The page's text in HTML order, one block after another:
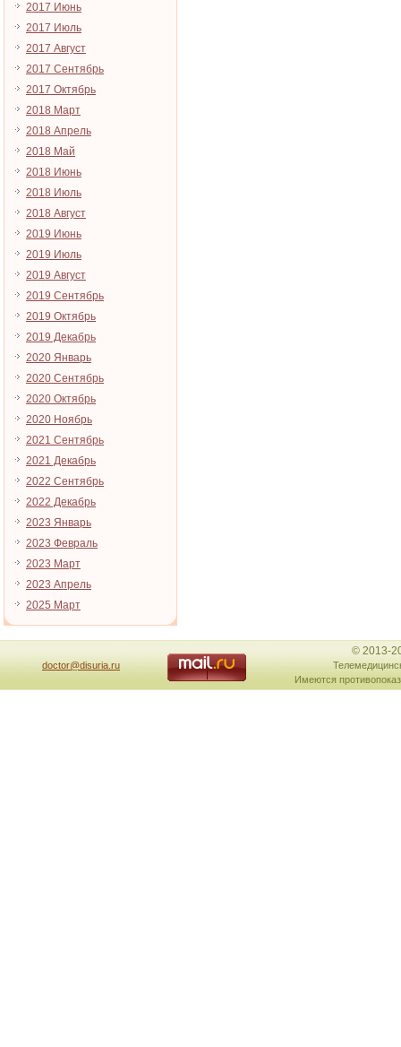
2017 Июнь
2017 Июль
2017 Август
2017 Сентябрь
2017 Октябрь
2018 Март
2018 Апрель
2018 Май
2018 Июнь
2018 Июль
2018 Август
2019 Июнь
2019 Июль
2019 Август
2019 Сентябрь
2019 Октябрь
2019 Декабрь
2020 Январь
2020 Сентябрь
2020 Октябрь
2020 Ноябрь
2021 Сентябрь
2021 Декабрь
2022 Сентябрь
2022 Декабрь
2023 Январь
2023 Февраль
2023 Март
2023 Апрель
2025 Март
doctor@disuria.ru
© 2013-
Имеются